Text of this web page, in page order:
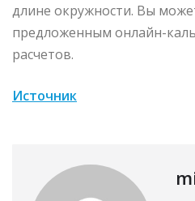
длине окружности. Вы
предложенным онлайн-
расчетов.
Источник